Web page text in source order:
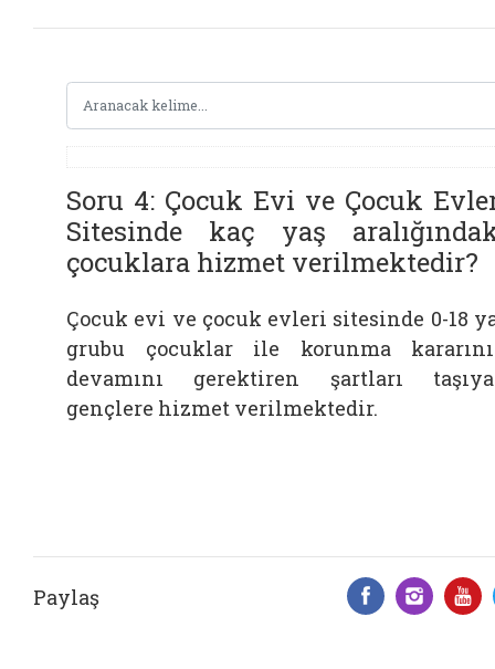
Soru 4: Çocuk Evi ve Çocuk
Sitesinde kaç yaş
çocuklara hizmet verilmektedir?
Çocuk evi ve çocuk evleri sitesinde 0-18
grubu çocuklar ile korunma
devamını gerektiren şartları
gençlere hizmet verilmektedir.
Paylaş